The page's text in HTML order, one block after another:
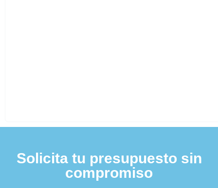
Solicita tu presupuesto sin
compromiso